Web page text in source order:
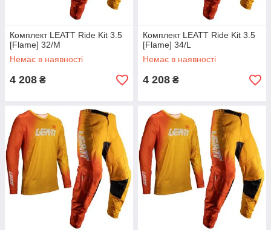
Комплект LEATT Ride Kit 3.5
[Flame] 32/M
Немає в наявності
4 208 ₴
Комплект LEATT Ride Kit 3.5
[Flame] 34/L
Немає в наявності
4 208 ₴